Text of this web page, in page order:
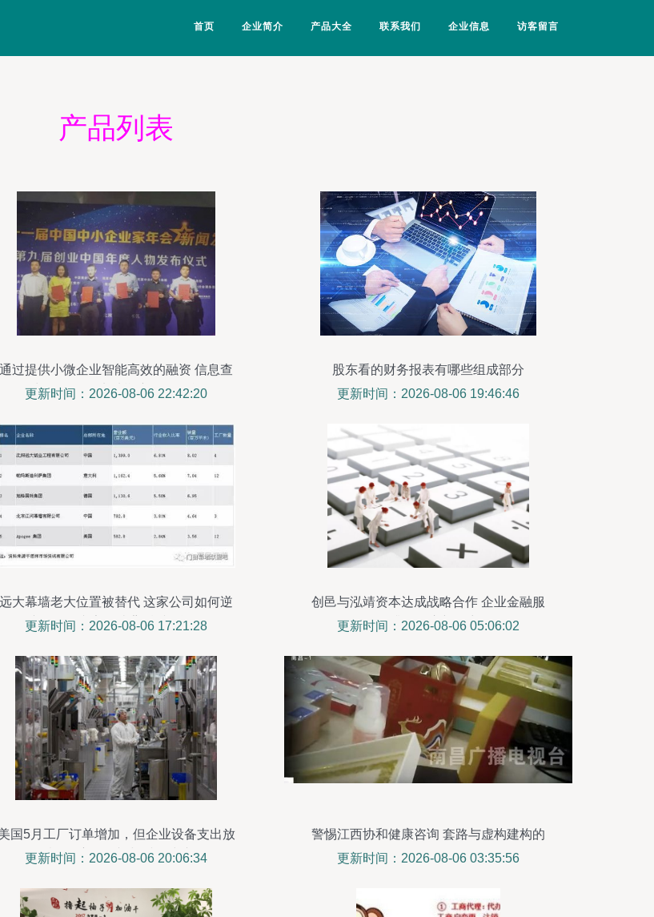
首页 企业简介 产品大全 联系我们 企业信息 访客留言
产品列表
通过提供小微企业智能高效的融资 信息查
询 人力资源管理 实地勘察尽调 差旅管理
更新时间：2026-08-06 22:42:20
股东看的财务报表有哪些组成部分
更新时间：2026-08-06 19:46:46
远大幕墙老大位置被替代 这家公司如何逆
袭登顶？专家解读背后财务逻辑
更新时间：2026-08-06 17:21:28
创邑与泓靖资本达成战略合作 企业金融服
务升级开启新篇章
更新时间：2026-08-06 05:06:02
国5月工厂订单增加，但企业设备支出放
缓——宏观展望与财务建议
更新时间：2026-08-06 20:06:34
警惕江西协和健康咨询 套路与虚构建构的
信任陷阱
更新时间：2026-08-06 03:35:56